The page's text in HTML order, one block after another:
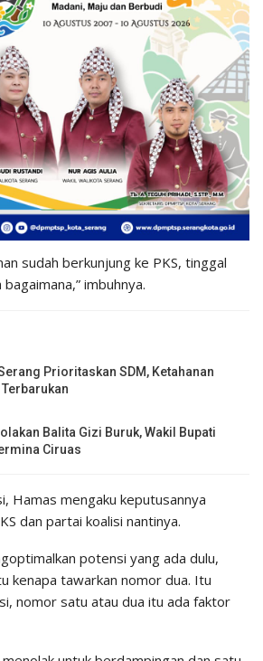
sudah berkunjung ke PKS, tinggal
imbuhnya.
Prioritaskan SDM, Ketahanan
Balita Gizi Buruk, Wakil Bupati
Ciruas
Hamas mengaku keputusannya
dan partai koalisi nantinya.
potensi yang ada dulu,
kenapa tawarkan nomor dua. Itu
nomor satu atau dua itu ada faktor